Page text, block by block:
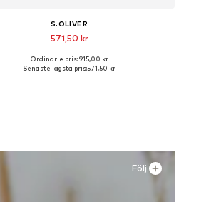
S.OLIVER
571,50 kr
Tillgängliga storlekar: 31-32, 33, 34, 38
Ordinarie pris: 915,00 kr
Senaste lägsta pris:571,50 kr
Följ